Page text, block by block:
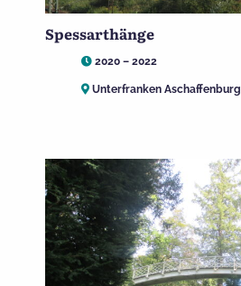
Spessarthänge
2020 – 2022
Unterfranken Aschaffenburg